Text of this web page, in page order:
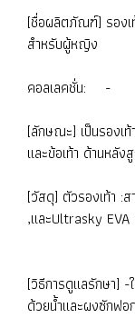
[ชื่อผลิตภัณฑ์] รอง
สำหรับผู้หญิง
คอลเลคชั่น: -
[ลักษณะ] เป็นรองเ
และข้อเท้า ด้านหลั
[วัสดุ] ตัวรองเท้า :ส
,และUltrasky
[วิธีการดูแลรักษา] -
ด้วยน้ำและผงซักฟอก